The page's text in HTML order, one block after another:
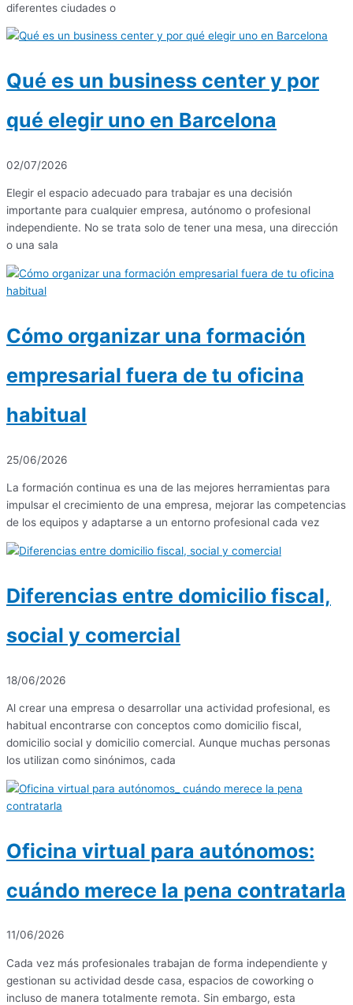
diferentes ciudades o
Qué es un business center y por
qué elegir uno en Barcelona
02/07/2026
Elegir el espacio adecuado para trabajar es una decisión
importante para cualquier empresa, autónomo o profesional
independiente. No se trata solo de tener una mesa, una dirección
o una sala
Cómo organizar una formación
empresarial fuera de tu oficina
habitual
25/06/2026
La formación continua es una de las mejores herramientas para
impulsar el crecimiento de una empresa, mejorar las competencias
de los equipos y adaptarse a un entorno profesional cada vez
Diferencias entre domicilio fiscal,
social y comercial
18/06/2026
Al crear una empresa o desarrollar una actividad profesional, es
habitual encontrarse con conceptos como domicilio fiscal,
domicilio social y domicilio comercial. Aunque muchas personas
los utilizan como sinónimos, cada
Oficina virtual para autónomos:
cuándo merece la pena contratarla
11/06/2026
Cada vez más profesionales trabajan de forma independiente y
gestionan su actividad desde casa, espacios de coworking o
incluso de manera totalmente remota. Sin embargo, esta